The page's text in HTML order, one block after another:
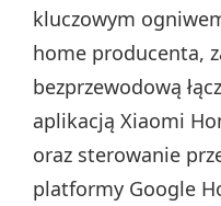
kluczowym
home producenta,
bezprzewodową
aplikacją Xiaomi
oraz sterowanie
platformy Google